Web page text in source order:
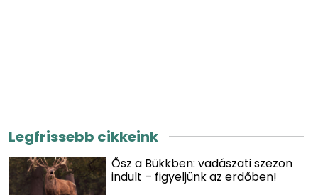
Legfrissebb cikkeink
Ősz a Bükkben: vadászati szezon
indult – figyeljünk az erdőben!